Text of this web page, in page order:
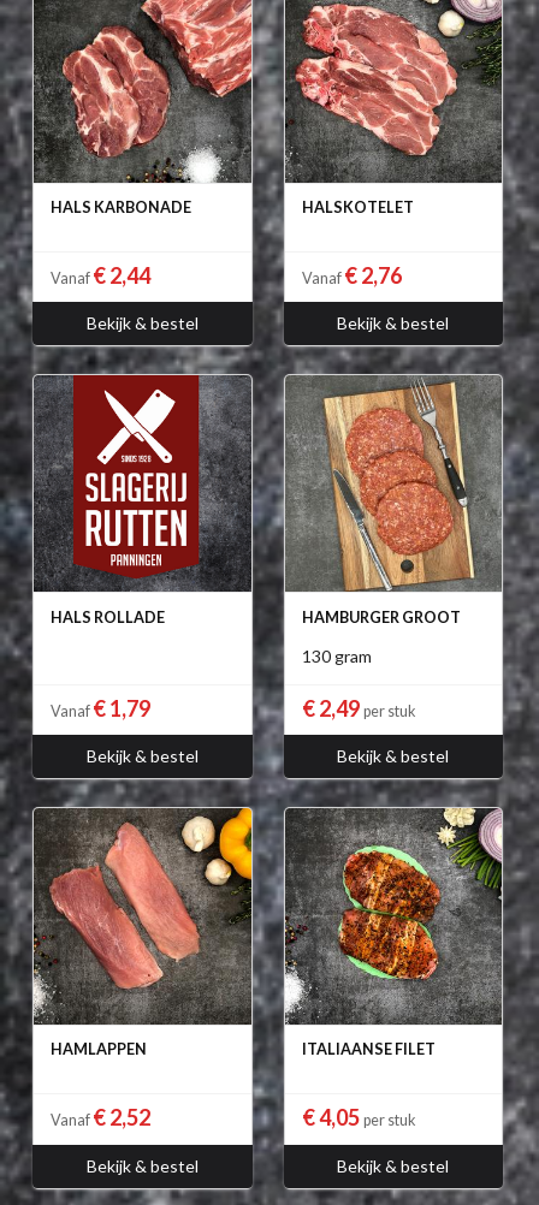
HALS KARBONADE
Vanaf € 2,44
Bekijk & bestel
HALSKOTELET
Vanaf € 2,76
Bekijk & bestel
HALS ROLLADE
Vanaf € 1,79
Bekijk & bestel
HAMBURGER GROOT
130 gram
€ 2,49 per stuk
Bekijk & bestel
HAMLAPPEN
Vanaf € 2,52
Bekijk & bestel
ITALIAANSE FILET
€ 4,05 per stuk
Bekijk & bestel